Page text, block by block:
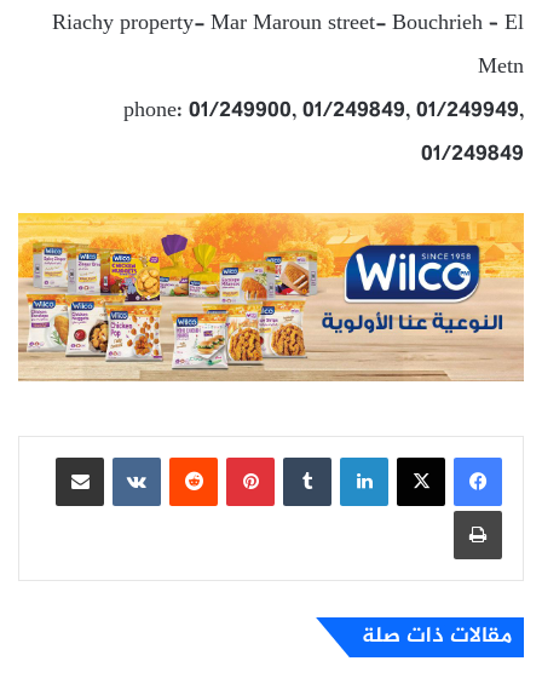
Riachy property- Mar Maroun street- Bouchrieh – El
Metn
phone: 01/249900, 01/249849, 01/249949,
01/249849
لينكدإن بينتيريست
مشاركة عبر البريد
طباعة
مقالات ذات صلة